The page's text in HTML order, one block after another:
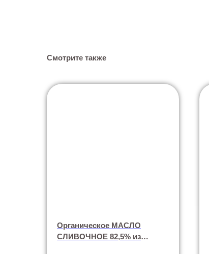
Смотрите также
Органическое МАСЛО
СЛИВОЧНОЕ 82,5% из